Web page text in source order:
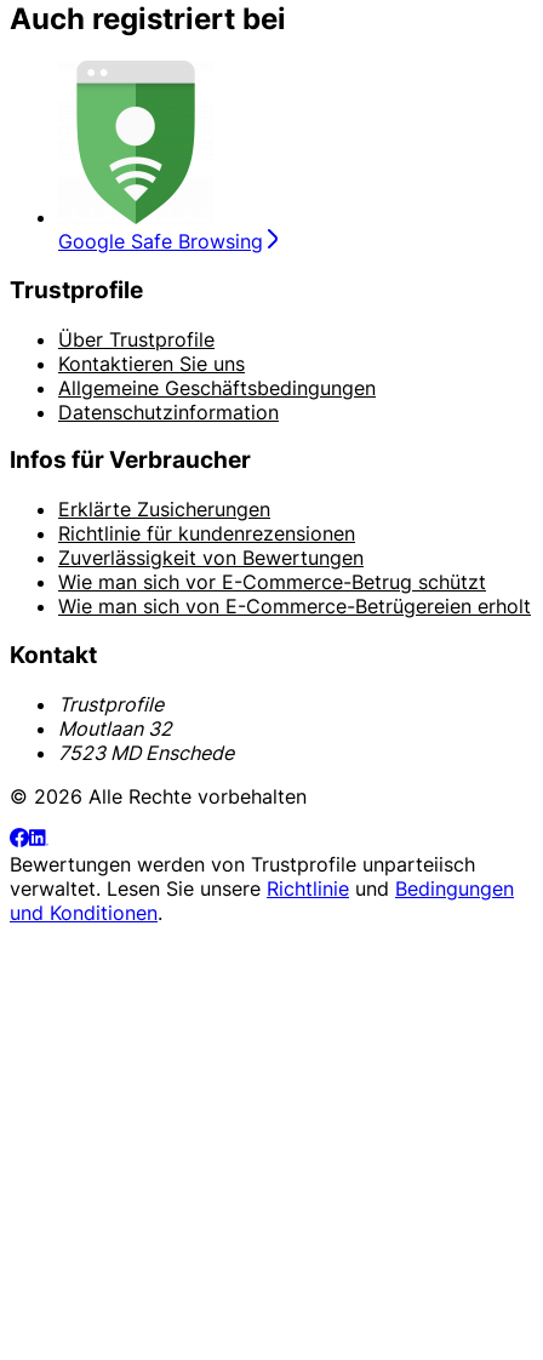
Auch registriert bei
Google Safe Browsing
Trustprofile
Über Trustprofile
Kontaktieren Sie uns
Allgemeine Geschäftsbedingungen
Datenschutzinformation
Infos für Verbraucher
Erklärte Zusicherungen
Richtlinie für kundenrezensionen
Zuverlässigkeit von Bewertungen
Wie man sich vor E-Commerce-Betrug schützt
Wie man sich von E-Commerce-Betrügereien erholt
Kontakt
Trustprofile
Moutlaan 32
7523 MD Enschede
© 2026 Alle Rechte vorbehalten
Bewertungen werden von Trustprofile unparteiisch
verwaltet. Lesen Sie unsere Richtlinie und Bedingungen
und Konditionen.